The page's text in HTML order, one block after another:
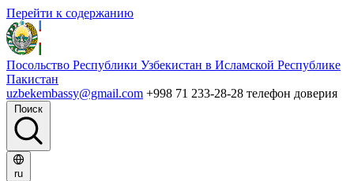
Перейти к содержанию
Посольство Республики Узбекистан в Исламской Республике
Пакистан
uzbekembassy@gmail.com +998 71 233-28-28 телефон доверия
Поиск
ru